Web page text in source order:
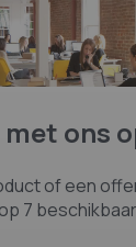
ons
of een
7